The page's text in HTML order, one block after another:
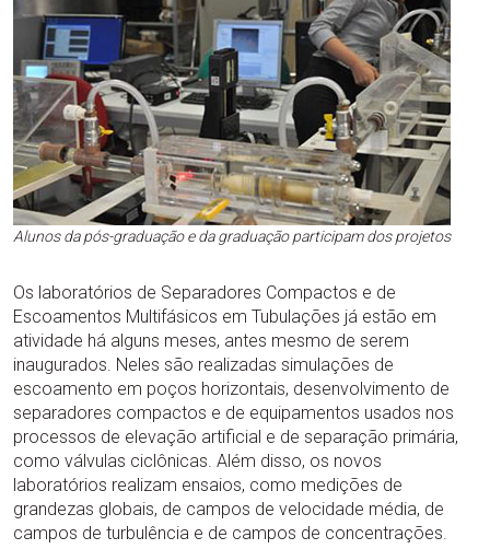
Alunos da pós-graduação e da graduação participam dos projetos
Os laboratórios de Separadores Compactos e de
Escoamentos Multifásicos em Tubulações já estão em
atividade há alguns meses, antes mesmo de serem
inaugurados. Neles são realizadas simulações de
escoamento em poços horizontais, desenvolvimento de
separadores compactos e de equipamentos usados nos
processos de elevação artificial e de separação primária,
como válvulas ciclônicas. Além disso, os novos
laboratórios realizam ensaios, como medições de
grandezas globais, de campos de velocidade média, de
campos de turbulência e de campos de concentrações.